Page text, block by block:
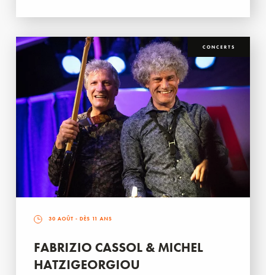
CONCERTS
30 AOÛT - DÈS 11 ANS
FABRIZIO CASSOL & MICHEL
HATZIGEORGIOU